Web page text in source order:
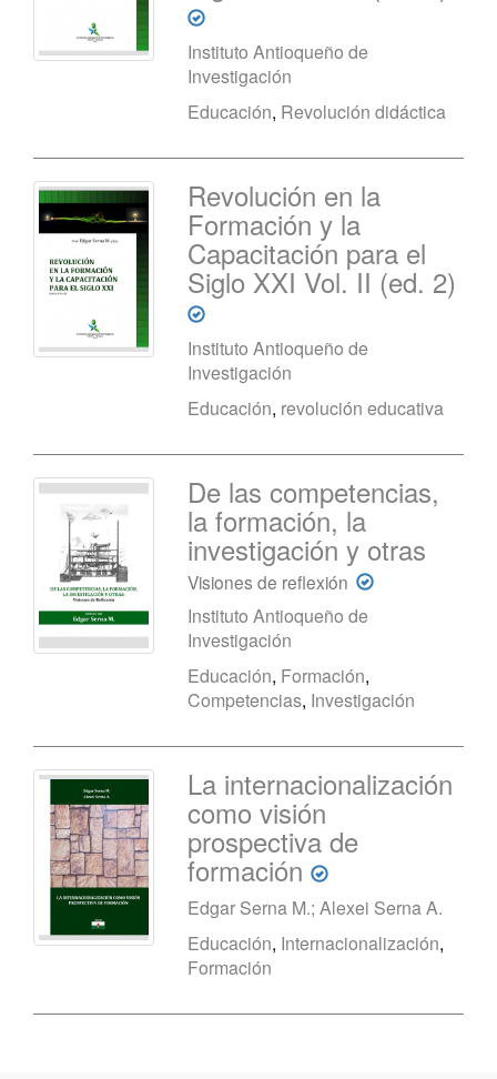
Instituto Antioqueño de
Investigación
Educación, Revolución didáctica
Revolución en la
Formación y la
Capacitación para el
Siglo XXI Vol. II (ed. 2)
Instituto Antioqueño de
Investigación
Educación, revolución educativa
De las competencias,
la formación, la
investigación y otras
Visiones de reflexión
Instituto Antioqueño de
Investigación
Educación, Formación,
Competencias, Investigación
La internacionalización
como visión
prospectiva de
formación
Edgar Serna M.; Alexei Serna A.
Educación, Internacionalización,
Formación